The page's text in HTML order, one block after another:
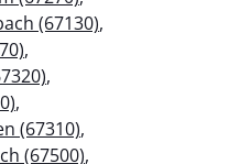
(67130),
,
,
,
(67310),
(67500),